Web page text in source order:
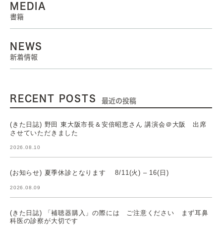
MEDIA
書籍
NEWS
新着情報
RECENT POSTS 最近の投稿
(きた日誌) 野田 東大阪市長＆安倍昭恵さん 講演会＠大阪 出席
させていただきました
2026.08.10
(お知らせ) 夏季休診となります 8/11(火) – 16(日)
2026.08.09
(きた日誌) 「補聴器購入」の際には ご注意ください まず耳鼻
科医の診察が大切です